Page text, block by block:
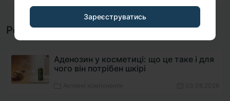
Зареєструватись
Рекомендовані статті
Аденозин у косметиці: що це таке і для
чого він потрібен шкірі